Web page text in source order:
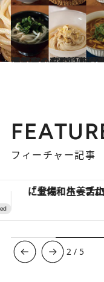
2019.7.24
満足度の高い「取り寄せうどん」6選 簡単調理で手間なくお腹
グルメ
フィーチャー記事
ヴァシュロン・コンスタンタン「オーヴァーシーズ・
3 / 5